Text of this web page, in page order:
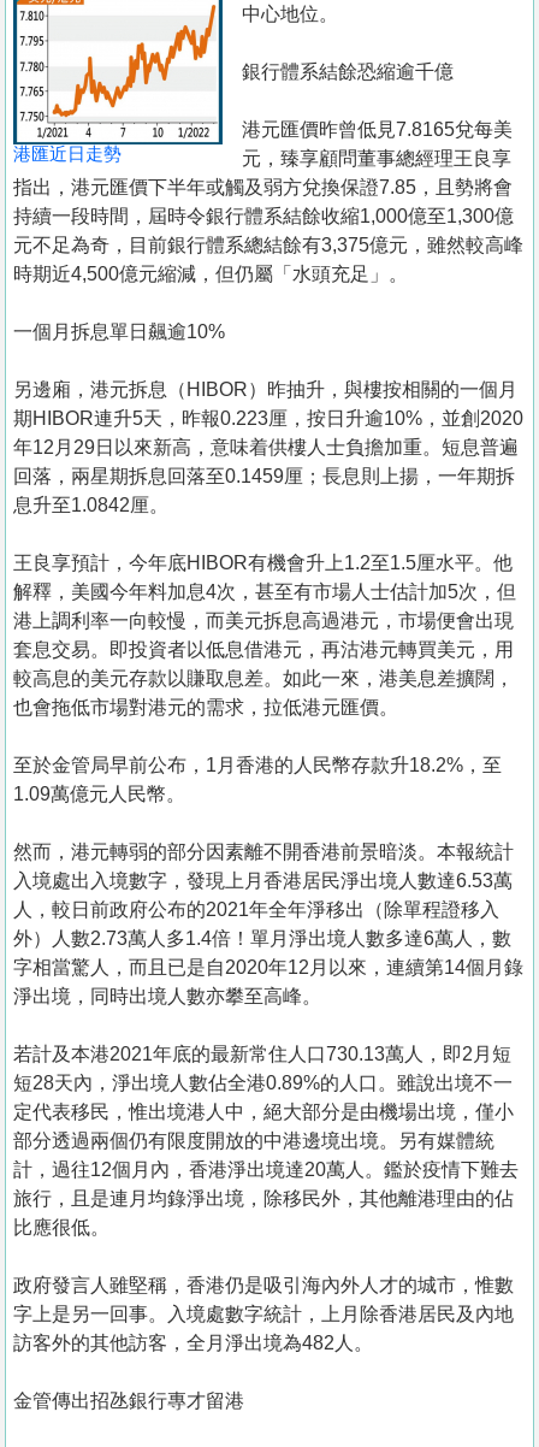
港匯近日走勢
中心地位。
銀行體系結餘恐縮逾千億
港元匯價昨曾低見7.8165兌每美
元，臻享顧問董事總經理王良享
指出，港元匯價下半年或觸及弱方兌換保證7.85，且勢將會
持續一段時間，屆時令銀行體系結餘收縮1,000億至1,300億
元不足為奇，目前銀行體系總結餘有3,375億元，雖然較高峰
時期近4,500億元縮減，但仍屬「水頭充足」。
一個月拆息單日飆逾10%
另邊廂，港元拆息（HIBOR）昨抽升，與樓按相關的一個月
期HIBOR連升5天，昨報0.223厘，按日升逾10%，並創2020
年12月29日以來新高，意味着供樓人士負擔加重。短息普遍
回落，兩星期拆息回落至0.1459厘；長息則上揚，一年期拆
息升至1.0842厘。
王良享預計，今年底HIBOR有機會升上1.2至1.5厘水平。他
解釋，美國今年料加息4次，甚至有市場人士估計加5次，但
港上調利率一向較慢，而美元拆息高過港元，市場便會出現
套息交易。即投資者以低息借港元，再沽港元轉買美元，用
較高息的美元存款以賺取息差。如此一來，港美息差擴闊，
也會拖低市場對港元的需求，拉低港元匯價。
至於金管局早前公布，1月香港的人民幣存款升18.2%，至
1.09萬億元人民幣。
然而，港元轉弱的部分因素離不開香港前景暗淡。本報統計
入境處出入境數字，發現上月香港居民淨出境人數達6.53萬
人，較日前政府公布的2021年全年淨移出（除單程證移入
外）人數2.73萬人多1.4倍！單月淨出境人數多達6萬人，數
字相當驚人，而且已是自2020年12月以來，連續第14個月錄
淨出境，同時出境人數亦攀至高峰。
若計及本港2021年底的最新常住人口730.13萬人，即2月短
短28天內，淨出境人數佔全港0.89%的人口。雖說出境不一
定代表移民，惟出境港人中，絕大部分是由機場出境，僅小
部分透過兩個仍有限度開放的中港邊境出境。另有媒體統
計，過往12個月內，香港淨出境達20萬人。鑑於疫情下難去
旅行，且是連月均錄淨出境，除移民外，其他離港理由的佔
比應很低。
政府發言人雖堅稱，香港仍是吸引海內外人才的城市，惟數
字上是另一回事。入境處數字統計，上月除香港居民及內地
訪客外的其他訪客，全月淨出境為482人。
金管傳出招氹銀行專才留港